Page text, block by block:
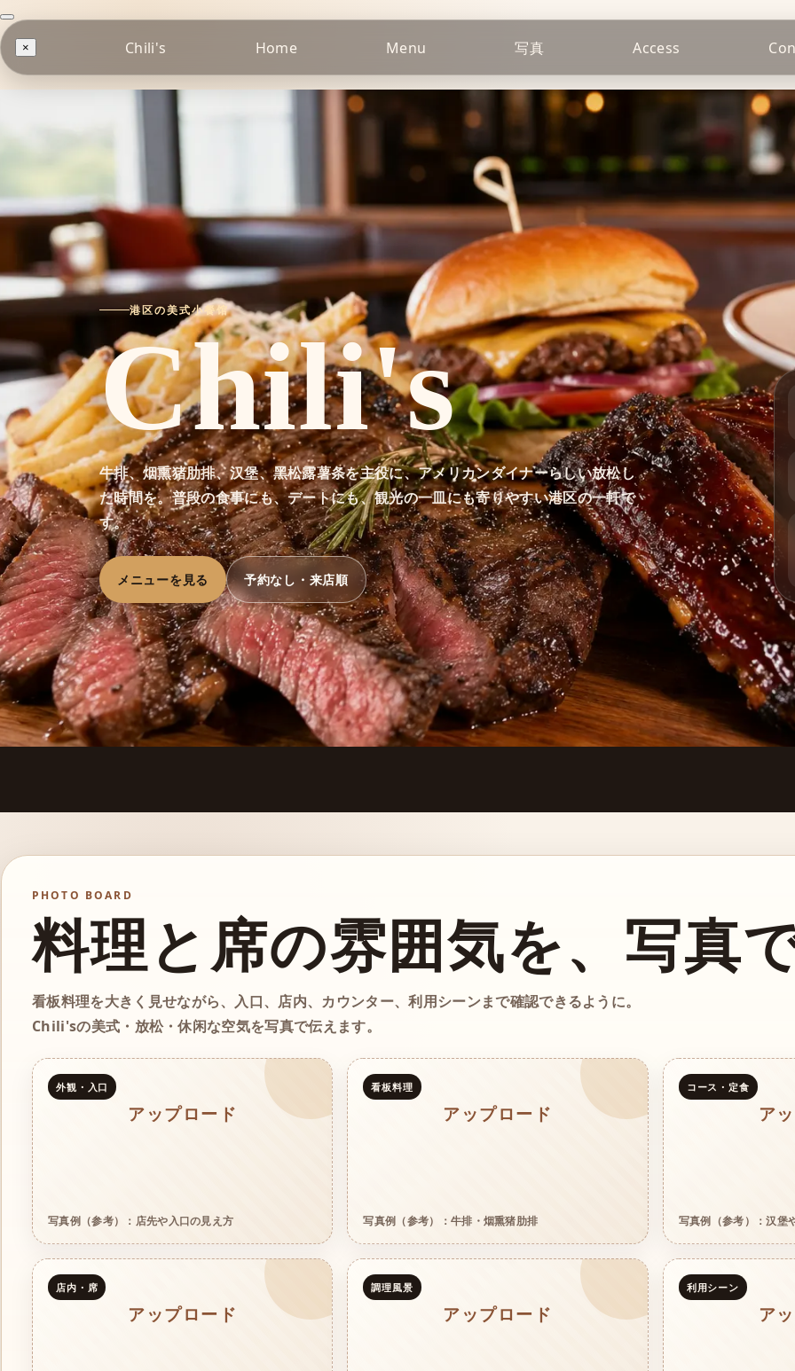
× Chili's Home Menu 写真 Access
港区の美式小餐馆
Chili's
牛排、烟熏猪肋排、汉堡、黑松露薯条を主役に、アメリカンダイナーらしい放松し
た時間を。普段の食事にも、デートにも、観光の一皿にも寄りやすい港区の一軒で
す。
メニューを見る 予約なし・来店順
PHOTO BOARD
料理と席の雰囲気を、写真
看板料理を大きく見せながら、入口、店内、カウンター、利用シーンまで確認できるように。
Chili'sの美式・放松・休闲な空気を写真で伝えます。
外観・入口
アップロード
写真例（参考）：店先や入口の見え方
看板料理
アップロード
写真例（参考）：牛排・烟熏猪肋排
コース・定食
ア
写真例（参考）：汉堡
店内・席
アップロード
調理風景
アップロード
利用シーン
ア